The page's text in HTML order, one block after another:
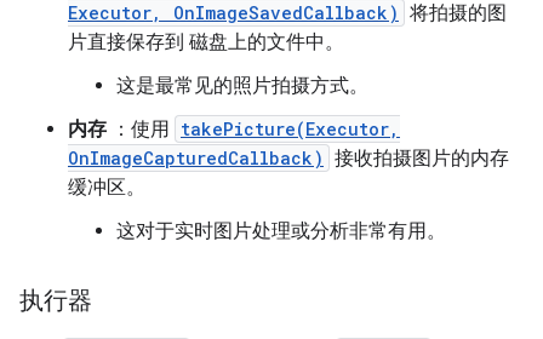
Executor, OnImageSavedCallback) 将拍摄的图
片直接保存到 磁盘上的文件中。
这是最常见的照片拍摄方式。
内存 ：使用 takePicture(Executor,
OnImageCapturedCallback) 接收拍摄图片的内存
缓冲区。
这对于实时图片处理或分析非常有用。
执行器